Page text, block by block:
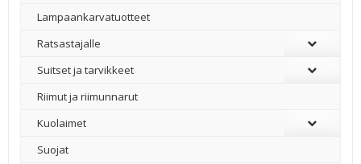
Lampaankarvatuotteet
Ratsastajalle
Suitset ja tarvikkeet
Riimut ja riimunnarut
Kuolaimet
Suojat